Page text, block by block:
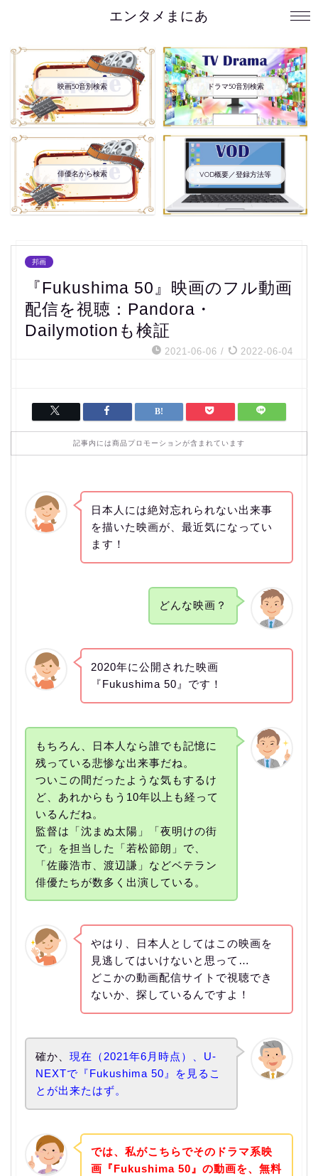
エンタメまにあ
映画50音別検索 ドラマ50音別検索
俳優名から検索 VOD概要／登録方法等
邦画
『Fukushima 50』映画のフル動画
配信を視聴：Pandora・
Dailymotionも検証
2021-06-06 / 2022-06-04
記事内には商品プロモーションが含まれています
日本人には絶対忘れられない出来事
を描いた映画が、最近気になってい
ます！
どんな映画？
2020年に公開された映画
『Fukushima 50』です！
もちろん、日本人なら誰でも記憶に
残っている悲惨な出来事だね。
ついこの間だったような気もするけ
ど、あれからもう10年以上も経って
いるんだね。
監督は「沈まぬ太陽」「夜明けの街
で」を担当した「若松節朗」で、
「佐藤浩市、渡辺謙」などベテラン
俳優たちが数多く出演している。
やはり、日本人としてはこの映画を
見逃してはいけないと思って…
どこかの動画配信サイトで視聴でき
ないか、探しているんですよ！
確か、 現在（2021年6月時点）、U-
NEXTで『Fukushima 50』を見るこ
とが出来たはず。
では、私がこちらでそのドラマ系映
画『Fukushima 50』の動画を、無料